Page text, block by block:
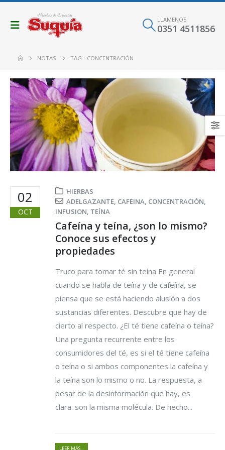
LLAMENOS
0351 4511856
NOTAS TAG - CONCENTRACIÓN
02
OCT
HIERBAS
ADELGAZANTE, CAFEINA, CONCENTRACIÓN,
INFUSION, TEÍNA
Cafeína y teína, ¿son lo mismo?
Conoce sus efectos y
propiedades
Truco para tomar té sin teína En general
cuando se habla de teína y de cafeína, se
piensa que se está haciendo alusión a dos
sustancias diferentes. Descubre que hay de
cierto al respecto. ¿El té tiene cafeína o teína?
Una pregunta recurrente entre los
consumidores del té, es si el té tiene cafeína
o teína o si ambos componentes la cafeína y
la teína son lo mismo o no. La respuesta, a
pesar de la desinformación que hay, es
clara: son la misma molécula. De hecho...
LEER MÁS...